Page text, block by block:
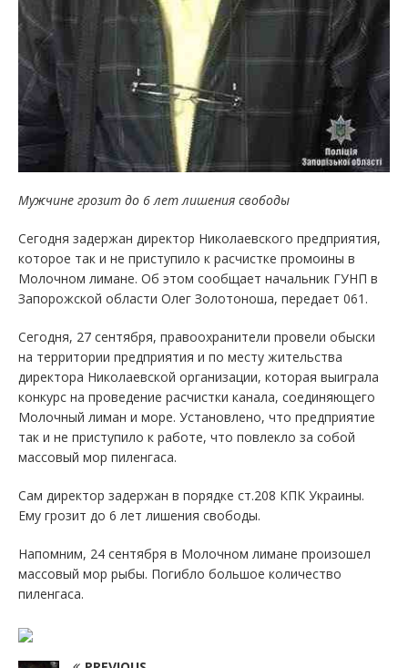
Мужчине грозит до 6 лет лишения свободы
Сегодня задержан директор Николаевского предприятия,
которое так и не приступило к расчистке промоины в
Молочном лимане. Об этом сообщает начальник ГУНП в
Запорожской области Олег Золотоноша, передает 061.
Сегодня, 27 сентября, правоохранители провели обыски
на территории предприятия и по месту жительства
директора Николаевской организации, которая выиграла
конкурс на проведение расчистки канала, соединяющего
Молочный лиман и море. Установлено, что предприятие
так и не приступило к работе, что повлекло за собой
массовый мор пиленгаса.
Сам директор задержан в порядке ст.208 КПК Украины.
Ему грозит до 6 лет лишения свободы.
Напомним, 24 сентября в Молочном лимане произошел
массовый мор рыбы. Погибло большое количество
пиленгаса.